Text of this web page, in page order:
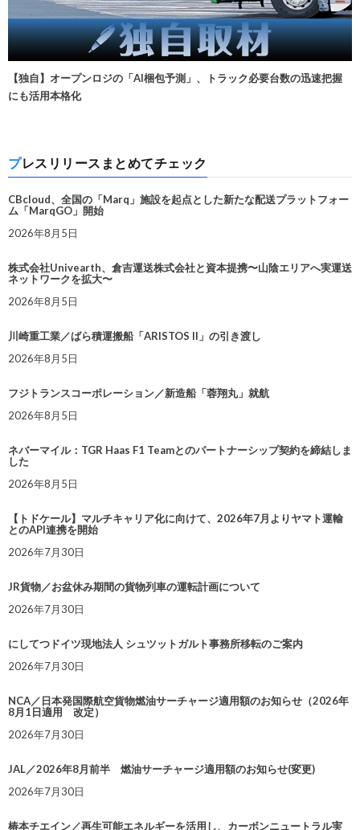
【独自】オープンロジの「AI梱包予測」、トラック必要台数の迅速把握
にも活用本格化
プレスリリースまとめてチェック
CBcloud、全国の「Marq」施設を起点とした新たな配送プラットフォー
ム「MarqGO」開始
2026年8月5日
株式会社Univearth、倉吉運送株式会社と資本提携〜山陰エリアへ実運送
ネットワークを拡大〜
2026年8月5日
川崎重工業／ばら積運搬船「ARISTOS II」の引き渡し
2026年8月5日
フジトランスコーポレーション／新造船「蓉翔丸」就航
2026年8月5日
ネバーマイル：TGR Haas F1 Teamとのパートナーシップ契約を締結しま
した
2026年8月5日
【トドケール】マルチキャリア化に向けて、2026年7月よりヤマト運輸
とのAPI連携を開始
2026年7月30日
JR貨物／お盆休み期間の貨物列車の運転計画について
2026年7月30日
にしてつドイツ現地法人 シュツットガルト事務所移転のご案内
2026年7月30日
NCA／日本発国際航空貨物燃油サーチャージ適用額のお知らせ（2026年
8月1日適用 改定）
2026年7月30日
JAL／2026年8月前半 燃油サーチャージ適用額のお知らせ(変更)
2026年7月30日
椿本チエイン／再生可能エネルギーを活用し、カーボンニュートラル実